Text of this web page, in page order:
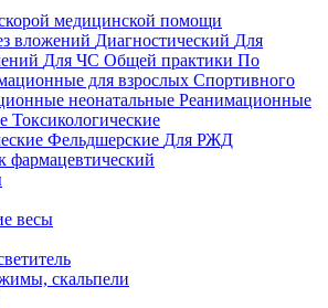
медицинской помощи
вложений Диагностический Для
Для ЧС Общей практики По
для взрослых Спортивного
неонатальные Реанимационные
Токсикологические
Фельдшерские Для РЖД
фармацевтический
весы
скальпели